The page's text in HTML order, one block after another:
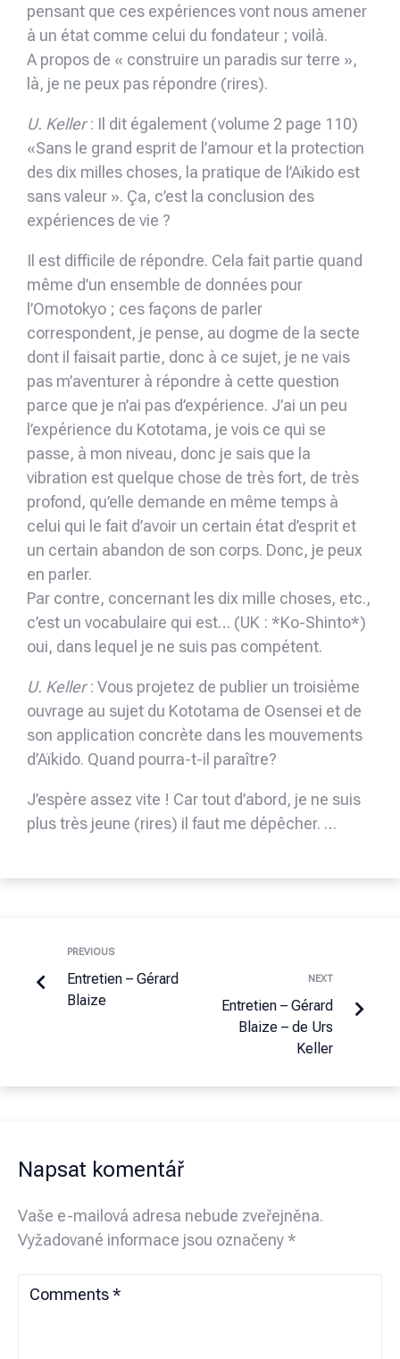
pensant que ces expériences vont nous amener
à un état comme celui du fondateur ; voilà.
A propos de « construire un paradis sur terre »,
là, je ne peux pas répondre (rires).
U. Keller: Il dit également (volume 2 page 110)
«Sans le grand esprit de l’amour et la protection
des dix milles choses, la pratique de l’Aïkido est
sans valeur ». Ça, c’est la conclusion des
expériences de vie ?
Il est difficile de répondre. Cela fait partie quand
même d’un ensemble de données pour
l’Omotokyo ; ces façons de parler
correspondent, je pense, au dogme de la secte
dont il faisait partie, donc à ce sujet, je ne vais
pas m’aventurer à répondre à cette question
parce que je n’ai pas d’expérience. J’ai un peu
l’expérience du Kototama, je vois ce qui se
passe, à mon niveau, donc je sais que la
vibration est quelque chose de très fort, de très
profond, qu’elle demande en même temps à
celui qui le fait d’avoir un certain état d’esprit et
un certain abandon de son corps. Donc, je peux
en parler.
Par contre, concernant les dix mille choses, etc.,
c’est un vocabulaire qui est… (UK : *Ko-Shinto*)
oui, dans lequel je ne suis pas compétent.
U. Keller: Vous projetez de publier un troisième
ouvrage au sujet du Kototama de Osensei et de
son application concrète dans les mouvements
d’Aïkido. Quand pourra-t-il paraître?
J’espère assez vite ! Car tout d’abord, je ne suis
plus très jeune (rires) il faut me dépêcher. …
PREVIOUS
Entretien – Gérard
Blaize
NEXT
Entretien – Gérard
Blaize – de Urs
Keller
Napsat komentář
Vaše e-mailová adresa nebude zveřejněna.
Vyžadované informace jsou označeny*